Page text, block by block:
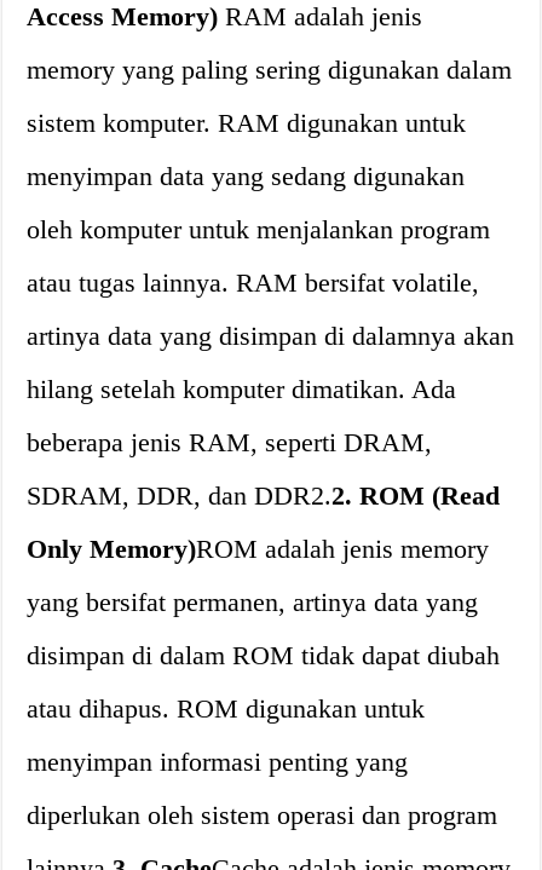
Access Memory) RAM adalah jenis
memory yang paling sering digunakan dalam
sistem komputer. RAM digunakan untuk
menyimpan data yang sedang digunakan
oleh komputer untuk menjalankan program
atau tugas lainnya. RAM bersifat volatile,
artinya data yang disimpan di dalamnya akan
hilang setelah komputer dimatikan. Ada
beberapa jenis RAM, seperti DRAM,
SDRAM, DDR, dan DDR2.2. ROM (Read
Only Memory)ROM adalah jenis memory
yang bersifat permanen, artinya data yang
disimpan di dalam ROM tidak dapat diubah
atau dihapus. ROM digunakan untuk
menyimpan informasi penting yang
diperlukan oleh sistem operasi dan program